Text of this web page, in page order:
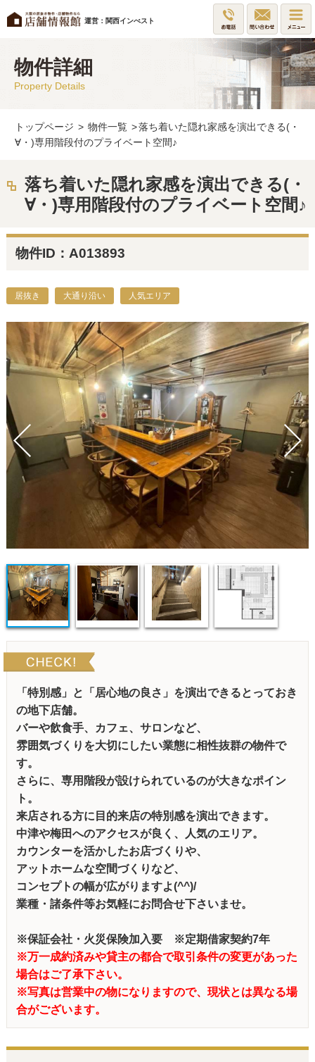
運営：関西インべスト
物件詳細
Property Details
トップページ > 物件一覧 >落ち着いた隠れ家感を演出できる(・
∀・)専用階段付のプライベート空間♪
落ち着いた隠れ家感を演出できる(・
∀・)専用階段付のプライベート空間♪
物件ID：A013893
居抜き 大通り沿い 人気エリア
「特別感」と「居心地の良さ」を演出できるとっておき
の地下店舗。
バーや飲食手、カフェ、サロンなど、
雰囲気づくりを大切にしたい業態に相性抜群の物件で
す。
さらに、専用階段が設けられているのが大きなポイン
ト。
来店される方に目的来店の特別感を演出できます。
中津や梅田へのアクセスが良く、人気のエリア。
カウンターを活かしたお店づくりや、
アットホームな空間づくりなど、
コンセプトの幅が広がりますよ(^^)/
業種・諸条件等お気軽にお問合せ下さいませ。
※保証会社・火災保険加入要 ※定期借家契約7年
※万一成約済みや貸主の都合で取引条件の変更があった
場合はご了承下さい。
※写真は営業中の物になりますので、現状とは異なる場
合がございます。